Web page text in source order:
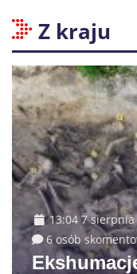
Z kraju
13:04 7 sierpnia
6 osób